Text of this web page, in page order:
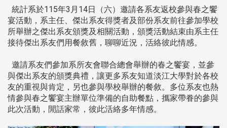
統計系於115年3月14日（六）邀請各系友返校參與春之饗
宴活動，系主任、傑出系友得獎者及部份系友前往參加學校
所舉辦之傑出系友頒獎及相關活動，頒獎活動結束由系主任
接待傑出系友們用餐敘舊，聊聊近況，活絡彼此情感。
邀請系友們參加系所友會聯合總會舉辦的春之饗宴，並參
與傑出系友的頒獎典禮，讓更多系友知道淡江大學對於各校
友的重視與肯定，另也參與學校舉辦的餐敘。多位系友也熱
情參與春之饗宴主辦單位準備的自助餐點，攜家帶眷的參與
此次活動，閒話家常，彼此活絡多年情感。